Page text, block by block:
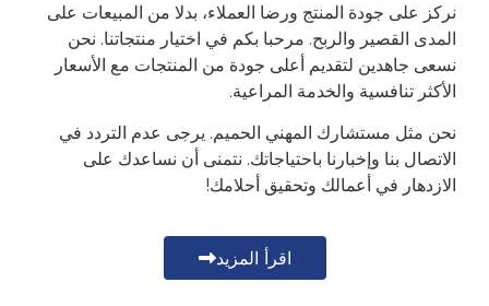
نركز على جودة المنتج ورضا العملاء، بدلا من المبيعات على
المدى القصير والربح. مرحبا بكم في اختيار منتجاتنا. نحن
نسعى جاهدين لتقديم أعلى جودة من المنتجات مع الأسعار
الأكثر تنافسية والخدمة المراعية.
نحن مثل مستشارك المهني الحميم. يرجى عدم التردد في
الاتصال بنا وإخبارنا باحتياجاتك. نتمنى أن نساعدك على
الازدهار في أعمالك وتحقيق أحلامك!
اقرأ المزيد